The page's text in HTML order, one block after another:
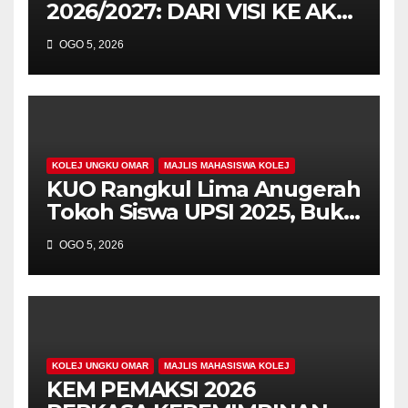
2026/2027: DARI VISI KE AKSI,
MEMBINA LEGASI GENERASI
PEMIMPIN
OGO 5, 2026
KOLEJ UNGKU OMAR MAJLIS MAHASISWA KOLEJ
KUO Rangkul Lima Anugerah
Tokoh Siswa UPSI 2025, Bukti
Kecemerlangan Mahasiswa
Holistik
OGO 5, 2026
KOLEJ UNGKU OMAR MAJLIS MAHASISWA KOLEJ
KEM PEMAKSI 2026